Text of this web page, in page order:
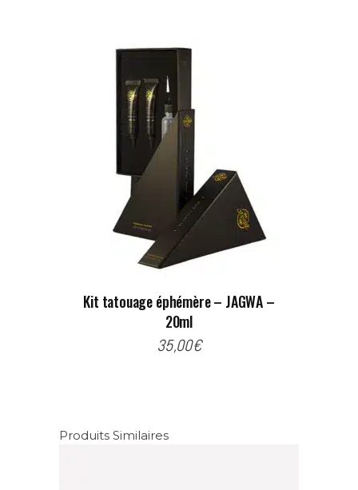
Kit tatouage éphémère – JAGWA –
20ml
35,00€
Produits Similaires